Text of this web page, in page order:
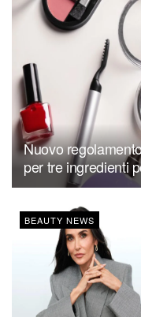
Nuovo
per tre ingredienti
BEAUTY NEWS